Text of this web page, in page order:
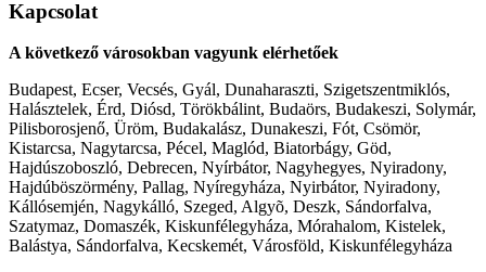
Kapcsolat
A következő városokban vagyunk elérhetőek
Budapest, Ecser, Vecsés, Gyál, Dunaharaszti, Szigetszentmiklós,
Halásztelek, Érd, Diósd, Törökbálint, Budaörs, Budakeszi, Solymár,
Pilisborosjenő, Üröm, Budakalász, Dunakeszi, Fót, Csömör,
Kistarcsa, Nagytarcsa, Pécel, Maglód, Biatorbágy, Göd,
Hajdúszoboszló, Debrecen, Nyírbátor, Nagyhegyes, Nyiradony,
Hajdúböszörmény, Pallag, Nyíregyháza, Nyirbátor, Nyiradony,
Kállósemjén, Nagykálló, Szeged, Algyõ, Deszk, Sándorfalva,
Szatymaz, Domaszék, Kiskunfélegyháza, Mórahalom, Kistelek,
Balástya, Sándorfalva, Kecskemét, Városföld, Kiskunfélegyháza